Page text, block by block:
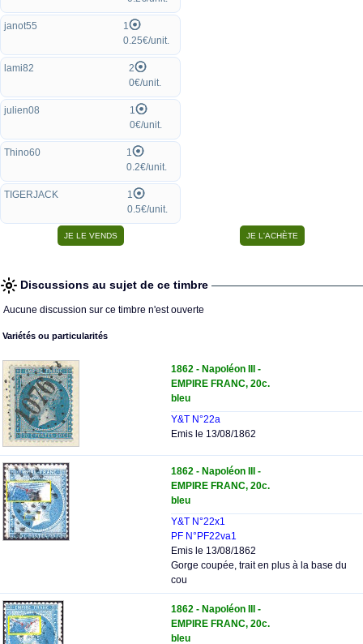
janot55
1
0.25€/unit.
lami82
2
0€/unit.
julien08
1
0€/unit.
Thino60
1
0.2€/unit.
TIGERJACK
1
0.5€/unit.
Discussions au sujet de ce timbre
Aucune discussion sur ce timbre n'est ouverte
Variétés ou particularités
1862 - Napoléon III -
EMPIRE FRANC, 20c.
bleu
Y&T N°22a
Emis le 13/08/1862
1862 - Napoléon III -
EMPIRE FRANC, 20c.
bleu
Y&T N°22x1
PF N°PF22va1
Emis le 13/08/1862
Gorge coupée, trait en plus à la base du
cou
1862 - Napoléon III -
EMPIRE FRANC, 20c.
bleu